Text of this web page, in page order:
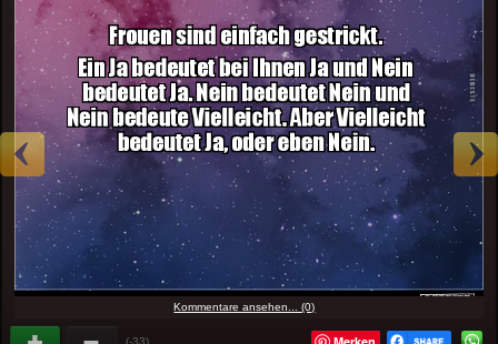
Kommentare ansehen... (0)
(-33)